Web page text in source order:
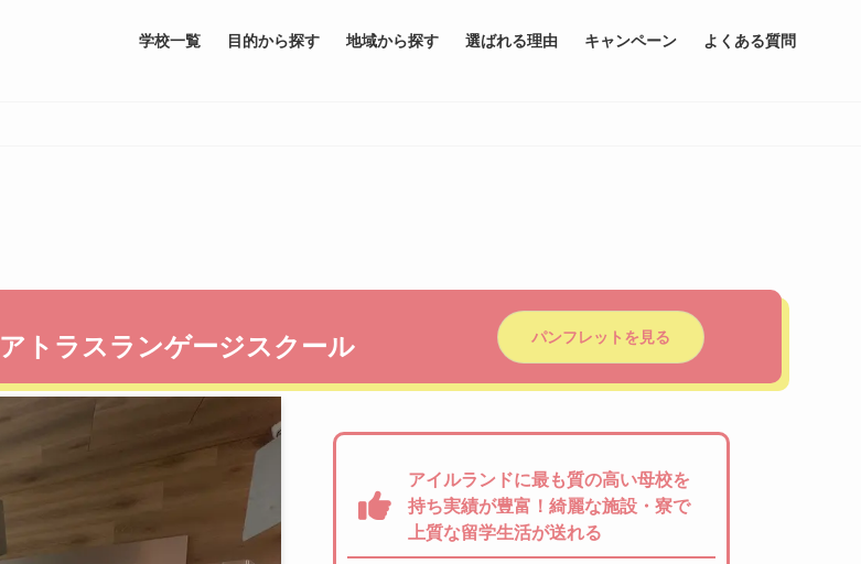
学校一覧 目的から探す 地域から探す 選ばれる理由 キャンペーン よくある質問
アトラスランゲージスクール パンフレットを見る
アイルランドに最も質の高い母校を
持ち実績が豊富！綺麗な施設・寮で
上質な留学生活が送れる